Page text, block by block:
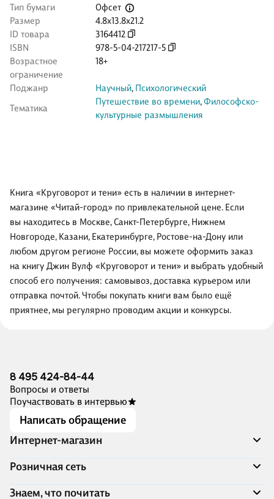
Тип бумаги
Офсет
Размер
4.8x13.8x21.2
ID товара
3164412
ISBN
978-5-04-217217-5
Возрастное
ограничение
18+
Поджанр Научный, Психологический
Тематика
Путешествие во времени,Философско-
культурные размышления
Книга «Круговорот и тени» есть в наличии в интернет-
магазине «Читай-город» по привлекательной цене. Если
вы находитесь в Москве, Санкт-Петербурге, Нижнем
Новгороде, Казани, Екатеринбурге, Ростове-на-Дону или
любом другом регионе России, вы можете оформить заказ
на книгу Джин Вулф «Круговорот и тени» и выбрать удобный
способ его получения: самовывоз, доставка курьером или
отправка почтой. Чтобы покупать книги вам было ещё
приятнее, мы регулярно проводим акции и конкурсы.
8 495 424-84-44
Вопросы и ответы
Поучаствовать в интервью
Написать обращение
Интернет-магазин
Акции
Доставка и оплата
Розничная сеть
Адреса магазинов
Знаем, что почитать